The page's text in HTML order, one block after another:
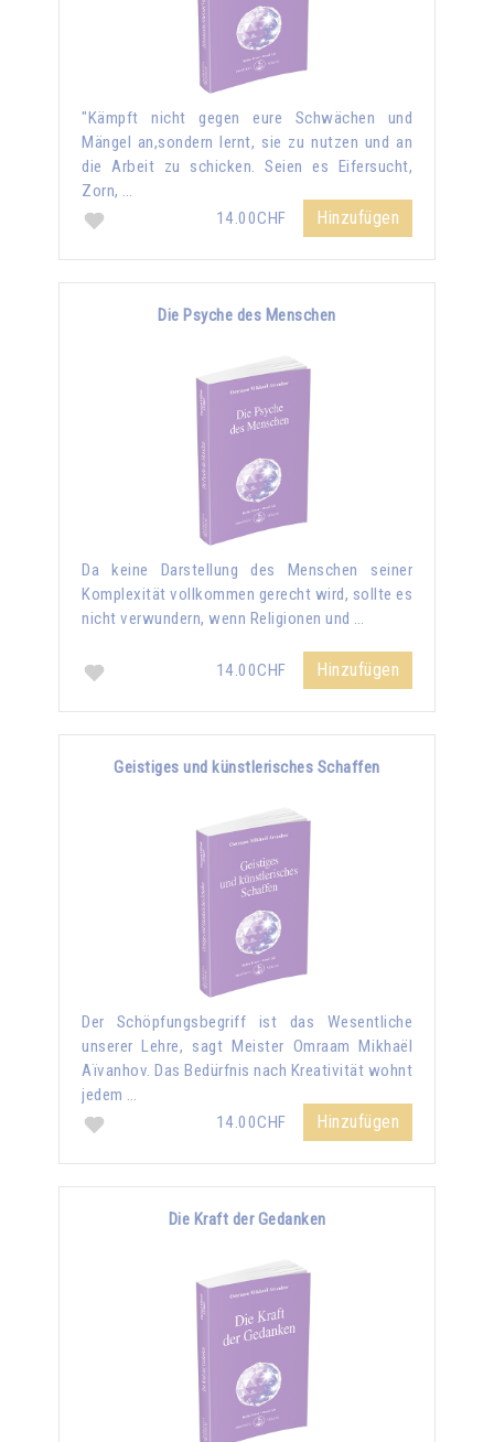
"Kämpft nicht gegen eure Schwächen und
Mängel an,sondern lernt, sie zu nutzen und an
die Arbeit zu schicken. Seien es Eifersucht,
Zorn, …
14.00CHF
Hinzufügen
Die Psyche des Menschen
Da keine Darstellung des Menschen seiner
Komplexität vollkommen gerecht wird, sollte es
nicht verwundern, wenn Religionen und …
14.00CHF Hinzufügen
Geistiges und künstlerisches Schaffen
Der Schöpfungsbegriff ist das Wesentliche
unserer Lehre, sagt Meister Omraam Mikhaël
Aïvanhov. Das Bedürfnis nach Kreativität wohnt
jedem …
14.00CHF
Hinzufügen
Die Kraft der Gedanken